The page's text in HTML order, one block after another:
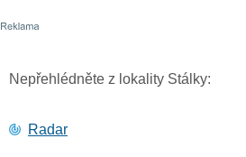
Nepřehlédněte z lokality Stálky:
Radar